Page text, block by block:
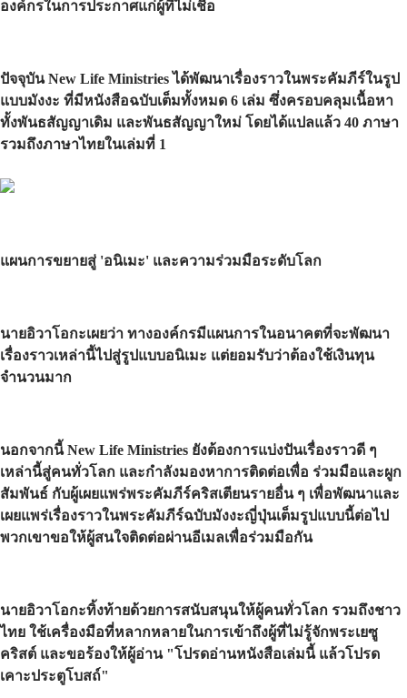
องค์กรในการประกาศแก่ผู้ที่ไม่เชื่อ
ปัจจุบัน New Life Ministries ได้พัฒนาเรื่องราวในพระคัมภีร์ในรูป
แบบมังงะ ที่มีหนังสือฉบับเต็มทั้งหมด 6 เล่ม ซึ่งครอบคลุมเนื้อหา
ทั้งพันธสัญญาเดิม และพันธสัญญาใหม่ โดยได้แปลแล้ว 40 ภาษา
รวมถึงภาษาไทยในเล่มที่ 1
แผนการขยายสู่ 'อนิเมะ' และความร่วมมือระดับโลก
นายอิวาโอกะเผยว่า ทางองค์กรมีแผนการในอนาคตที่จะพัฒนา
เรื่องราวเหล่านี้ไปสู่รูปแบบอนิเมะ แต่ยอมรับว่าต้องใช้เงินทุน
จำนวนมาก
นอกจากนี้ New Life Ministries ยังต้องการแบ่งปันเรื่องราวดี ๆ
เหล่านี้สู่คนทั่วโลก และกำลังมองหาการติดต่อเพื่อ ร่วมมือและผูก
สัมพันธ์ กับผู้เผยแพร่พระคัมภีร์คริสเตียนรายอื่น ๆ เพื่อพัฒนาและ
เผยแพร่เรื่องราวในพระคัมภีร์ฉบับมังงะญี่ปุ่นเต็มรูปแบบนี้ต่อไป
พวกเขาขอให้ผู้สนใจติดต่อผ่านอีเมลเพื่อร่วมมือกัน
นายอิวาโอกะทิ้งท้ายด้วยการสนับสนุนให้ผู้คนทั่วโลก รวมถึงชาว
ไทย ใช้เครื่องมือที่หลากหลายในการเข้าถึงผู้ที่ไม่รู้จักพระเยซู
คริสต์ และขอร้องให้ผู้อ่าน "โปรดอ่านหนังสือเล่มนี้ แล้วโปรด
เคาะประตูโบสถ์"